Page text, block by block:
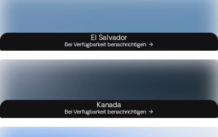
El Salvador
Bei Verfügbarkeit benachrichtigen
Kanada
Bei Verfügbarkeit benachrichtigen